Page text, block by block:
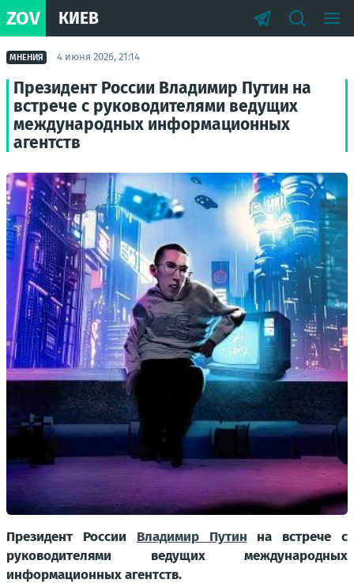
ZOV КИЕВ
МНЕНИЯ 4 июня 2026, 21:14
Президент России Владимир Путин на
встрече с руководителями ведущих
международных информационных
агентств
Президент России Владимир Путин на встрече с
руководителями ведущих международных
информационных агентств.